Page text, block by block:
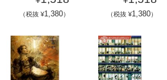
（税抜 ¥1,380） （税抜 ¥1,380）